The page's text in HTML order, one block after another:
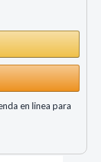
en linea para